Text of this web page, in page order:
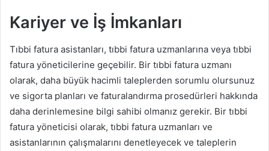
Kariyer ve İş İmkanları
Tıbbi fatura asistanları, tıbbi fatura uzmanlarına veya tıbbi
fatura yöneticilerine geçebilir. Bir tıbbi fatura uzmanı
olarak, daha büyük hacimli taleplerden sorumlu olursunuz
ve sigorta planları ve faturalandırma prosedürleri hakkında
daha derinlemesine bilgi sahibi olmanız gerekir. Bir tıbbi
fatura yöneticisi olarak, tıbbi fatura uzmanları ve
asistanlarının çalışmalarını denetleyecek ve taleplerin